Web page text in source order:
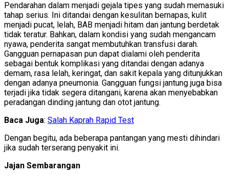
Pendarahan dalam menjadi gejala tipes yang sudah memasuki
tahap serius. Ini ditandai dengan kesulitan bernapas, kulit
menjadi pucat, lelah, BAB menjadi hitam dan jantung berdetak
tidak teratur. Bahkan, dalam kondisi yang sudah mengancam
nyawa, penderita sangat membutuhkan transfusi darah.
Gangguan pernapasan pun dapat dialami oleh penderita
sebagai bentuk komplikasi yang ditandai dengan adanya
demam, rasa lelah, keringat, dan sakit kepala yang ditunjukkan
dengan adanya pneumonia. Gangguan fungsi jantung juga bisa
terjadi jika tidak segera ditangani, karena akan menyebabkan
peradangan dinding jantung dan otot jantung.
Baca Juga: Salah Kaprah Rapid Test
Dengan begitu, ada beberapa pantangan yang mesti dihindari
jika sudah terserang penyakit ini.
Jajan Sembarangan